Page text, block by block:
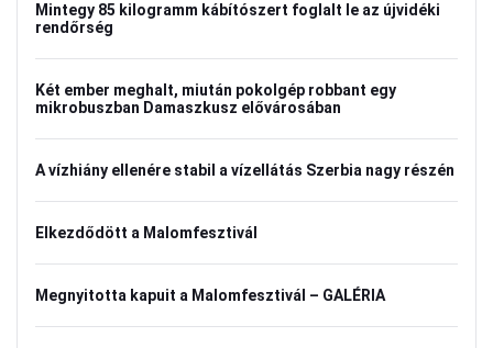
Mintegy 85 kilogramm kábítószert foglalt le az újvidéki
rendőrség
Két ember meghalt, miután pokolgép robbant egy
mikrobuszban Damaszkusz elővárosában
A vízhiány ellenére stabil a vízellátás Szerbia nagy részén
Elkezdődött a Malomfesztivál
Megnyitotta kapuit a Malomfesztivál – GALÉRIA